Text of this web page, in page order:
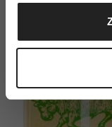
Gromadzić
geograficznej
dane są